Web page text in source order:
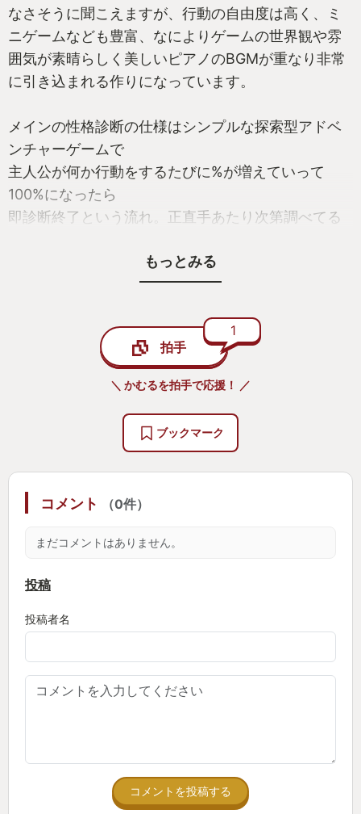
なさそうに聞こえますが、行動の自由度は高く、ミ
ニゲームなども豊富、なによりゲームの世界観や雰
囲気が素晴らしく美しいピアノのBGMが重なり非常
に引き込まれる作りになっています。
メインの性格診断の仕様はシンプルな探索型アドベ
ンチャーゲームで
主人公が何か行動をするたびに%が増えていって
100%になったら
即診断終了という流れ。正直手あたり次第調べてる
時間切れになります。なので限られた時間の中で何
を調べるか、どこへ行くか、どこまで行くか。誰と
ったです。もちろん、そんなこと思わないで進める
人もいるでしょうからそれも含めて性格がでるんだ
性格が判定される基準はかなり多く、かなり細かい
ところまで見られてる。選択肢の選び方にしても、
ぶのとではそりゃ違うよね。とかとか。
自分がプレイした後観ると非常に楽しいです。こん
て驚かされます。
ということで非常によくできた性格診断ゲームで、
ムの過程をしっかり楽しめるいい作品だと思いま
なによりこのゲーム、冒頭で書いた通り世界観や設
もっとみる
拍手
1
＼ かむるを拍手で応援！ ／
ブックマーク
コメント （0件）
まだコメントはありません。
投稿
投稿者名
コメントを投稿する